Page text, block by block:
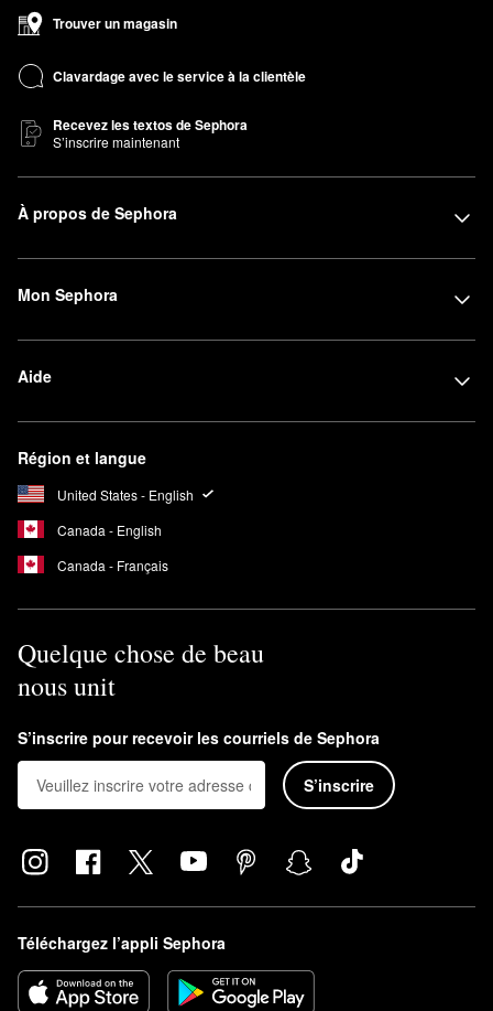
Trouver un magasin
Clavardage avec le service à la clientèle
Recevez les textos de Sephora
S’inscrire maintenant
À propos de Sephora
Mon Sephora
Aide
Région et langue
United States - English
Canada - English
Canada - Français
Quelque chose de beau
nous unit
S’inscrire pour recevoir les courriels de Sephora
S’inscrire
Téléchargez l’appli Sephora